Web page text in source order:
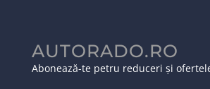
AUTORADO.RO
Abonează-te petru reduceri și